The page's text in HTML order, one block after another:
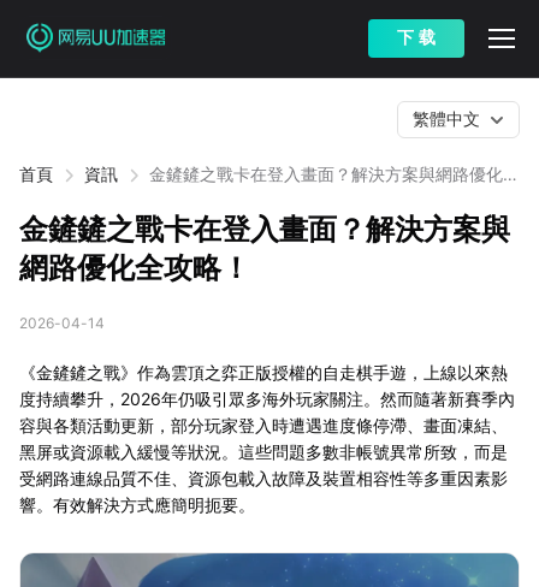
下 载
首頁 資訊
金鏟鏟之戰卡在登入畫面？解決方案與網路優化全
繁體中文
金鏟鏟之戰卡在登入畫面？解決方案與
網路優化全攻略！
2026-04-14
《金鏟鏟之戰》作為雲頂之弈正版授權的自走棋手遊，上線以來熱
度持續攀升，2026年仍吸引眾多海外玩家關注。然而隨著新賽季內
容與各類活動更新，部分玩家登入時遭遇進度條停滯、畫面凍結、
黑屏或資源載入緩慢等狀況。這些問題多數非帳號異常所致，而是
受網路連線品質不佳、資源包載入故障及裝置相容性等多重因素影
響。有效解決方式應簡明扼要。